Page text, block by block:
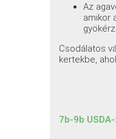
Az
amikor
Csodálatos
kertekbe,
7b-9b